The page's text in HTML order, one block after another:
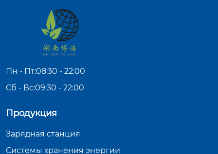
Пн - Пт:08:30 - 22:00
Сб - Вс:09:30 - 22:00
Продукция
Зарядная станция
Системы хранения энергии